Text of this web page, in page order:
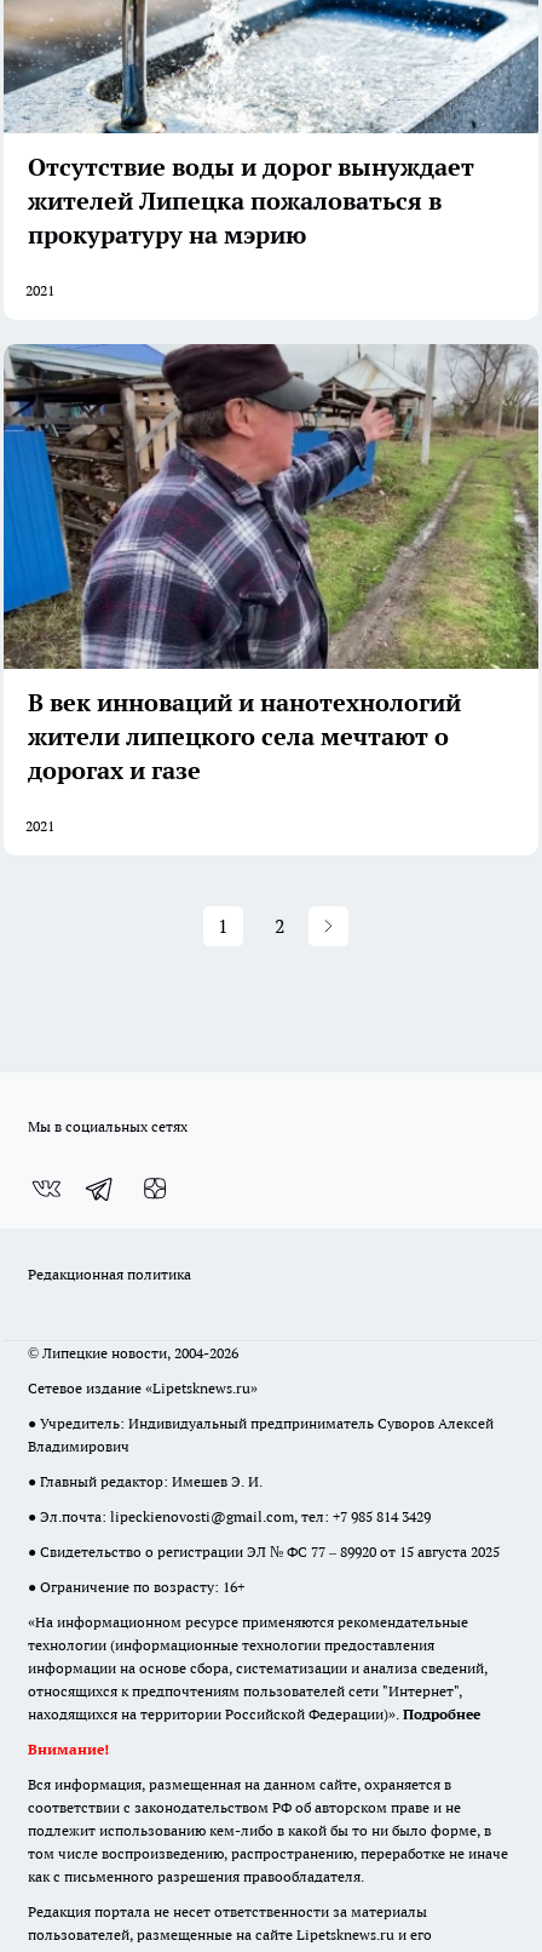
Отсутствие воды и дорог вынуждает
жителей Липецка пожаловаться в
прокуратуру на мэрию
2021
В век инноваций и нанотехнологий
жители липецкого села мечтают о
дорогах и газе
2021
1 2
Мы в социальных сетях
Редакционная политика
© Липецкие новости, 2004-2026
Сетевое издание «Lipetsknews.ru»
● Учредитель: Индивидуальный предприниматель Суворов Алексей
Владимирович
● Главный редактор: Имешев Э. И.
● Эл.почта: lipeckienovosti@gmail.com, тел: +7 985 814 3429
● Свидетельство о регистрации ЭЛ № ФС 77 – 89920 от 15 августа 2025
● Ограничение по возрасту: 16+
«На информационном ресурсе применяются рекомендательные
технологии (информационные технологии предоставления
информации на основе сбора, систематизации и анализа сведений,
относящихся к предпочтениям пользователей сети "Интернет",
находящихся на территории Российской Федерации)». Подробнее
Внимание!
Вся информация, размещенная на данном сайте, охраняется в
соответствии с законодательством РФ об авторском праве и не
подлежит использованию кем-либо в какой бы то ни было форме, в
том числе воспроизведению, распространению, переработке не иначе
как с письменного разрешения правообладателя.
Редакция портала не несет ответственности за материалы
пользователей, размещенные на сайте Lipetsknews.ru и его